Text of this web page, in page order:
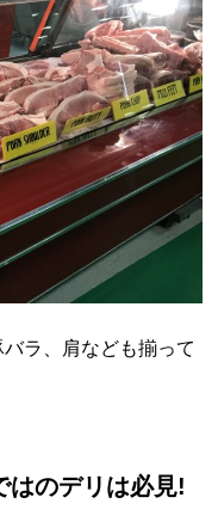
ラ、肩なども揃って
はのデリは必見!